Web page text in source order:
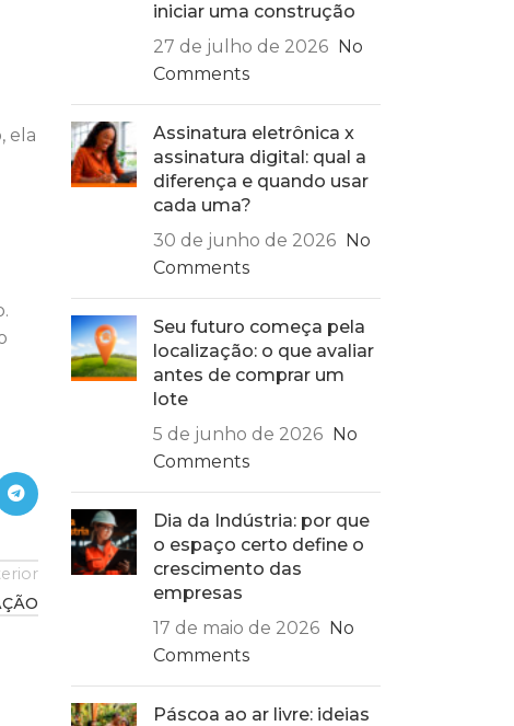
ela
iniciar uma construção
27 de julho de 2026 No
Comments
Assinatura eletrônica x
assinatura digital: qual a
diferença e quando usar
cada uma?
30 de junho de 2026 No
Comments
Seu futuro começa pela
localização: o que avaliar
antes de comprar um
lote
5 de junho de 2026 No
Comments
Dia da Indústria: por que
o espaço certo define o
crescimento das
empresas
17 de maio de 2026 No
Comments
Páscoa ao ar livre: ideias